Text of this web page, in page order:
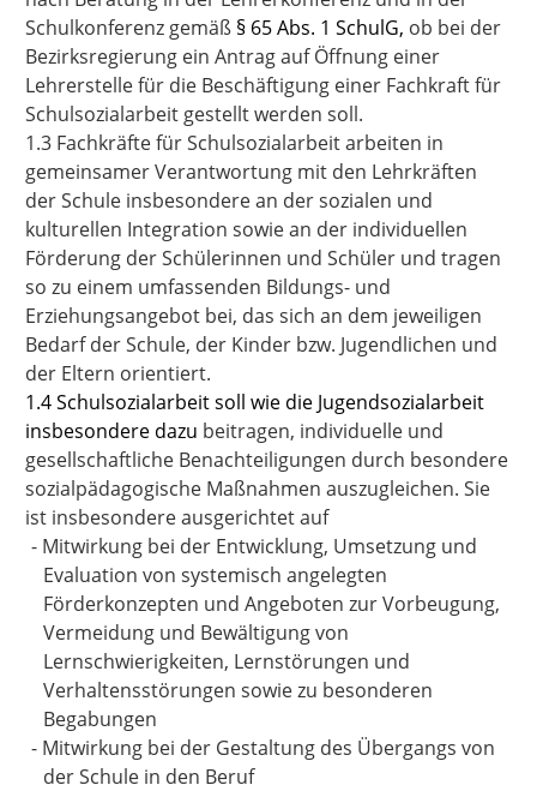
Schulkonferenz gemäß § 65 Abs. 1 SchulG, ob bei der
Bezirksregierung ein Antrag auf Öffnung einer
Lehrerstelle für die Beschäftigung einer Fachkraft für
Schulsozialarbeit gestellt werden soll.
1.3 Fachkräfte für Schulsozialarbeit arbeiten in
gemeinsamer Verantwortung mit den Lehrkräften
der Schule insbesondere an der sozialen und
kulturellen Integration sowie an der individuellen
Förderung der Schülerinnen und Schüler und tragen
so zu einem umfassenden Bildungs- und
Erziehungsangebot bei, das sich an dem jeweiligen
Bedarf der Schule, der Kinder bzw. Jugendlichen und
der Eltern orientiert.
1.4 Schulsozialarbeit soll wie die Jugendsozialarbeit
insbesondere dazu beitragen, individuelle und
gesellschaftliche Benachteiligungen durch besondere
sozialpädagogische Maßnahmen auszugleichen. Sie
ist insbesondere ausgerichtet auf
- Mitwirkung bei der Entwicklung, Umsetzung und
Evaluation von systemisch angelegten
Förderkonzepten und Angeboten zur Vorbeugung,
Vermeidung und Bewältigung von
Lernschwierigkeiten, Lernstörungen und
Verhaltensstörungen sowie zu besonderen
Begabungen
- Mitwirkung bei der Gestaltung des Übergangs von
der Schule in den Beruf